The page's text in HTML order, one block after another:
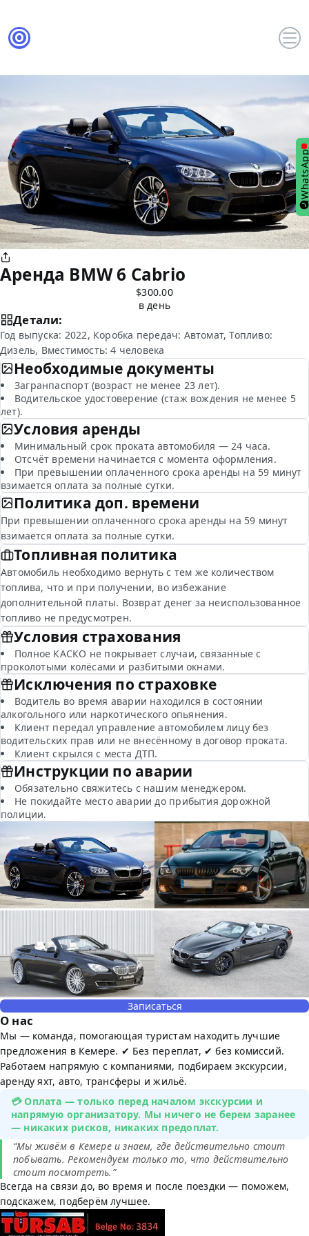
Аренда BMW 6 Cabrio
$300.00
в день
Детали:
Год выпуска: 2022, Коробка передач: Автомат, Топливо:
Дизель, Вместимость: 4 человека
Необходимые документы
Загранпаспорт (возраст не менее 23 лет).
Водительское удостоверение (стаж вождения не менее 5
лет).
Условия аренды
Минимальный срок проката автомобиля — 24 часа.
Отсчёт времени начинается с момента оформления.
При превышении оплаченного срока аренды на 59 минут
взимается оплата за полные сутки.
Политика доп. времени
При превышении оплаченного срока аренды на 59 минут
взимается оплата за полные сутки.
Топливная политика
Автомобиль необходимо вернуть с тем же количеством
топлива, что и при получении, во избежание
дополнительной платы. Возврат денег за неиспользованное
топливо не предусмотрен.
Условия страхования
Полное КАСКО не покрывает случаи, связанные с
проколотыми колёсами и разбитыми окнами.
Исключения по страховке
Водитель во время аварии находился в состоянии
алкогольного или наркотического опьянения.
Клиент передал управление автомобилем лицу без
водительских прав или не внесённому в договор проката.
Клиент скрылся с места ДТП.
Инструкции по аварии
Обязательно свяжитесь с нашим менеджером.
Не покидайте место аварии до прибытия дорожной
полиции.
Записаться
О нас
Мы — команда, помогающая туристам находить лучшие
предложения в Кемере. ✔ Без переплат, ✔ без комиссий.
Работаем напрямую с компаниями, подбираем экскурсии,
аренду яхт, авто, трансферы и жильё.
💳 Оплата — только перед началом экскурсии и
напрямую организатору. Мы ничего не берем заранее
— никаких рисков, никаких предоплат.
“Мы живём в Кемере и знаем, где действительно стоит
побывать. Рекомендуем только то, что действительно
стоит посмотреть.”
Всегда на связи до, во время и после поездки — поможем,
подскажем, подберём лучшее.